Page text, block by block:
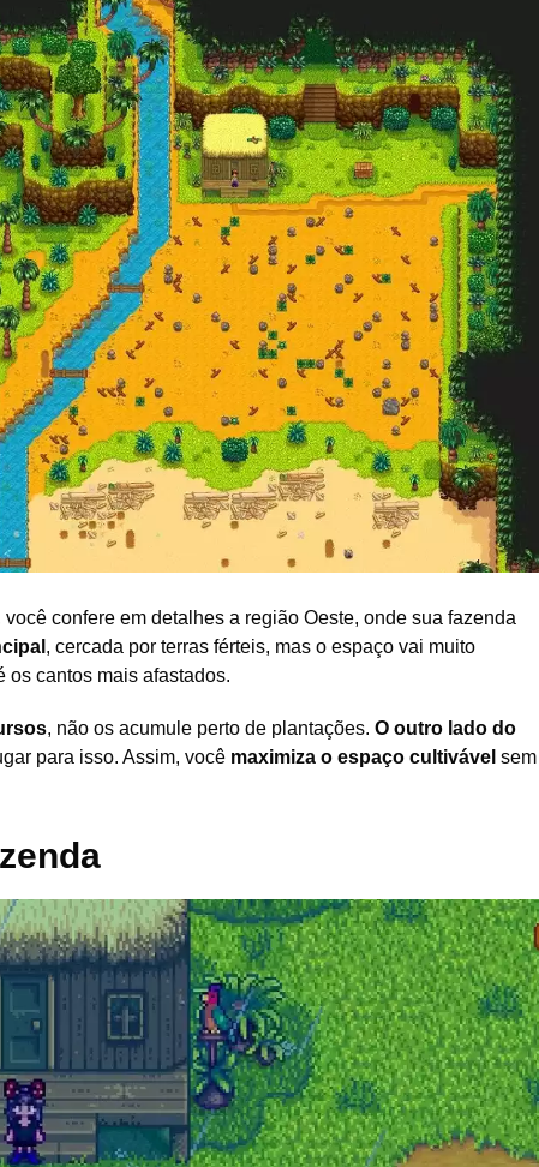
confere em detalhes a região Oeste, onde sua fazenda
, cercada por terras férteis, mas o espaço vai muito
os cantos mais afastados.
, não os acumule perto de plantações. O outro lado do
para isso. Assim, você maximiza o espaço cultivável sem